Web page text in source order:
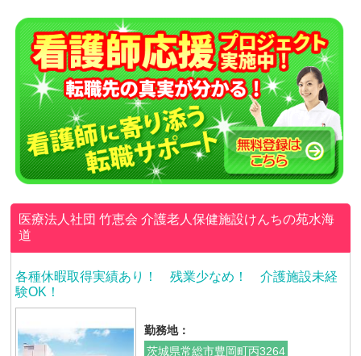
医療法人社団 竹恵会介護老人保健施設けんちの苑水海
道
各種休暇取得実績あり！ 残業少なめ！ 介護施設未経
験OK！
勤務地：
茨城県常総市豊岡町丙3264